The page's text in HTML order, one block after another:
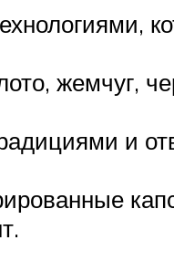
жемчуг,
и